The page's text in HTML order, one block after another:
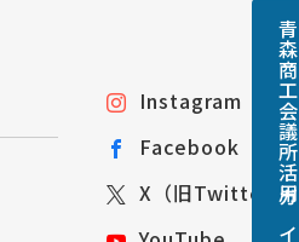
青森商工会議所活用ガイド
Instagram
Facebook
X（旧Twitter）